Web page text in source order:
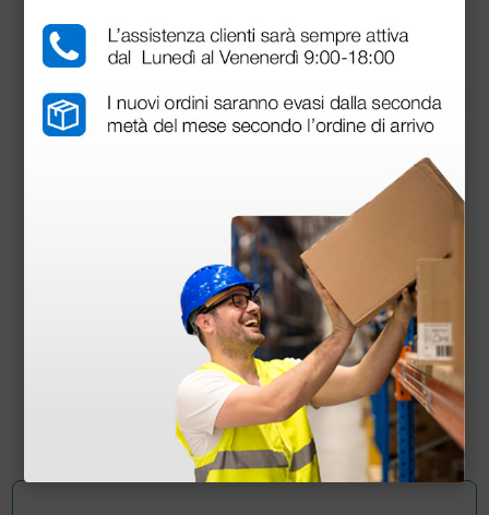
Otoscopio Sigma F.O. LED - 50.000 lux - blu
1 pz.